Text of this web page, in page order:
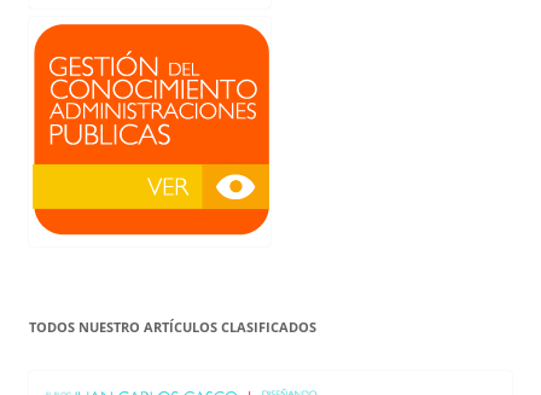
TODOS NUESTRO ARTÍCULOS CLASIFICADOS